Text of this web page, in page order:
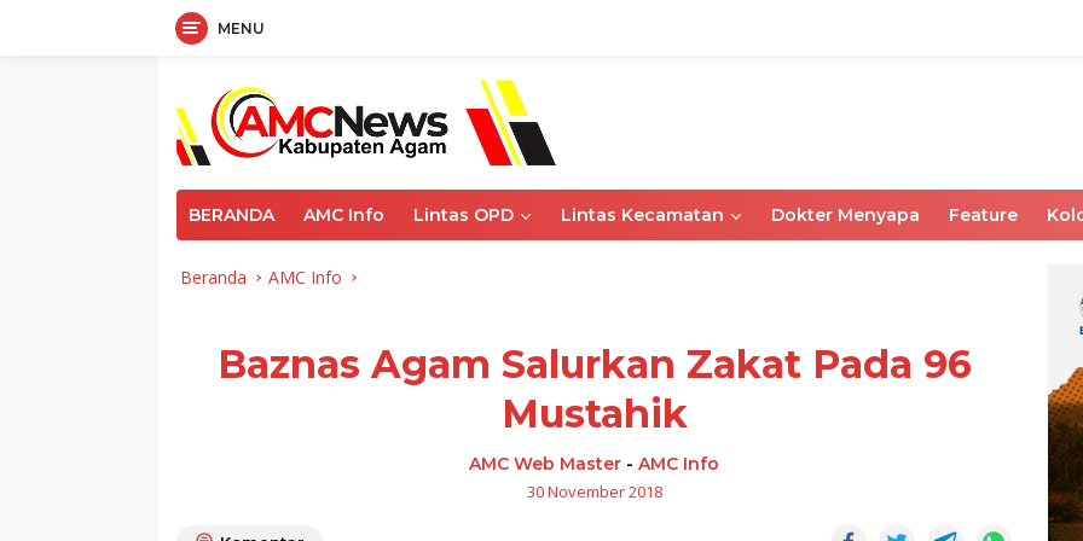
MENU
BERANDA AMC Info Lintas OPD Lintas Kecamatan Dokter Menyapa Feature
Beranda AMC Info
Baznas Agam Salurkan Zakat Pada 96
Mustahik
AMC Web Master -AMC Info
30 November 2018